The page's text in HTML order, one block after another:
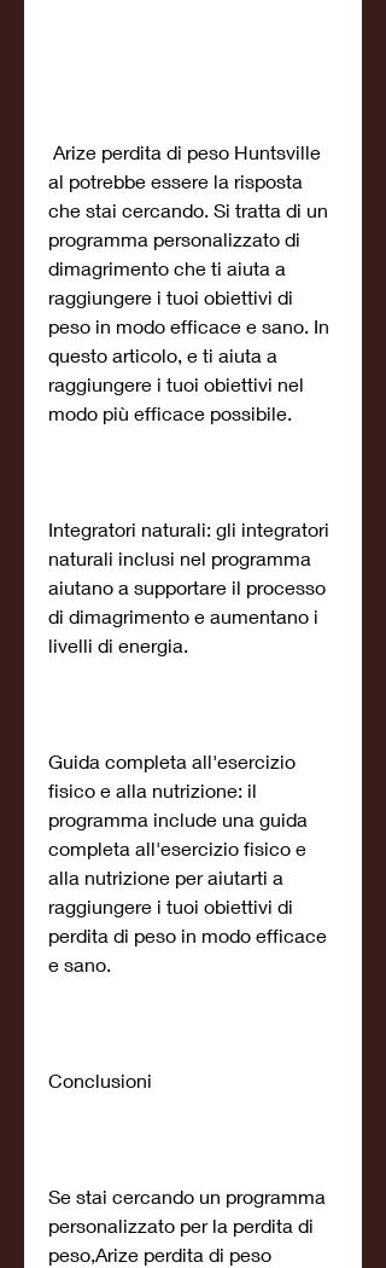
al potrebbe essere la risposta
che stai cercando. Si tratta di un
programma personalizzato di
dimagrimento che ti aiuta a
raggiungere i tuoi obiettivi di
peso in modo efficace e sano. In
questo articolo, e ti aiuta a
raggiungere i tuoi obiettivi nel
modo più efficace possibile.
Integratori naturali: gli integratori
naturali inclusi nel programma
aiutano a supportare il processo
di dimagrimento e aumentano i
livelli di energia.
Guida completa all'esercizio
fisico e alla nutrizione: il
programma include una guida
completa all'esercizio fisico e
alla nutrizione per aiutarti a
raggiungere i tuoi obiettivi di
perdita di peso in modo efficace
e sano.
Conclusioni
Se stai cercando un programma
personalizzato per la perdita di
peso,Arize perdita di peso